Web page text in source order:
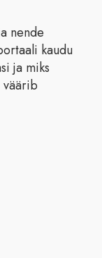
nende
kaudu
ja miks
väärib